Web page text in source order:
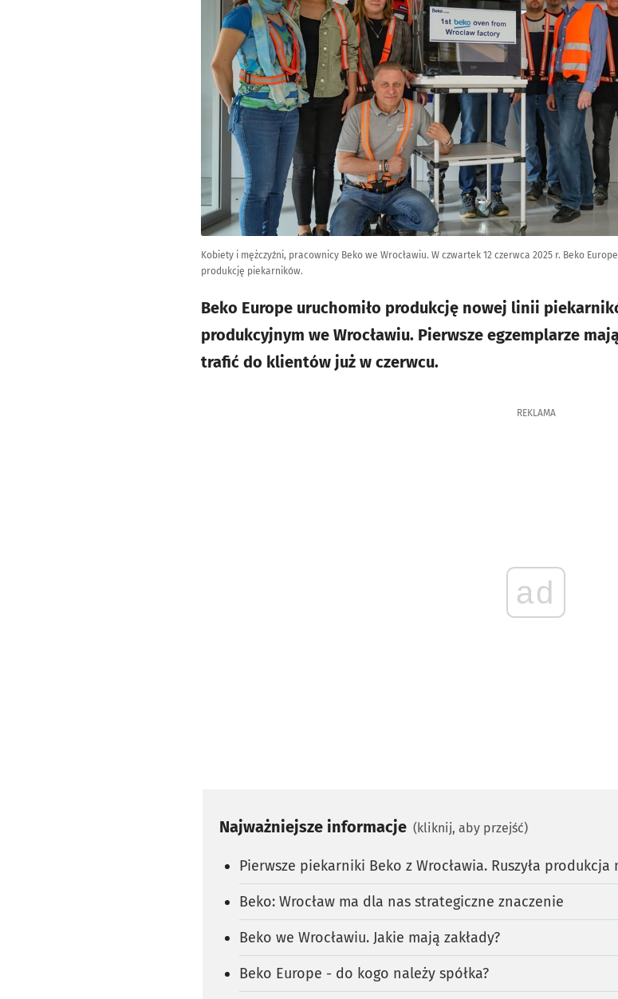
Kobiety i mężczyźni, pracownicy Beko we Wrocławiu. W czwartek 12 czerwca 2025 r. Beko
produkcję piekarników.
Beko Europe uruchomiło produkcję nowej linii
produkcyjnym we Wrocławiu. Pierwsze egzemplarze
trafić do klientów już w czerwcu.
REKLAMA
ad
Najważniejsze informacje (kliknij, aby przejść)
Pierwsze piekarniki Beko z Wrocławia. Ruszyła
Beko: Wrocław ma dla nas strategiczne znaczenie
Beko we Wrocławiu. Jakie mają zakłady?
Beko Europe - do kogo należy spółka?